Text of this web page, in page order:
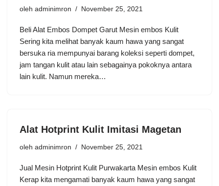
oleh adminimron November 25, 2021
Beli Alat Embos Dompet Garut Mesin embos Kulit
Sering kita melihat banyak kaum hawa yang sangat
bersuka ria mempunyai barang koleksi seperti dompet,
jam tangan kulit atau lain sebagainya pokoknya antara
lain kulit. Namun mereka…
Alat Hotprint Kulit Imitasi Magetan
oleh adminimron November 25, 2021
Jual Mesin Hotprint Kulit Purwakarta Mesin embos Kulit
Kerap kita mengamati banyak kaum hawa yang sangat